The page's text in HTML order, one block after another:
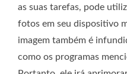
as suas tarefas, pode
fotos em seu dispositivo
imagem também é
como os programas